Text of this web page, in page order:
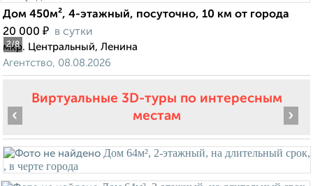
2/8
Дом 450м², 4-этажный, посуточно, 10 км от города
20 000 ₽ в сутки
мкр. Центральный, Ленина
Агентство, 08.08.2026
Виртуальные 3D-туры по интересным
местам
‹ ›